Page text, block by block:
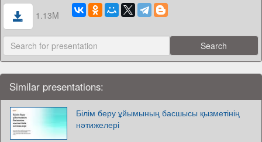
1.13M
Similar presentations:
Білім беру ұйымының басшысы қызметінің
нәтижелері